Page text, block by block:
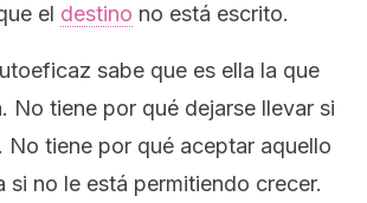
el destino no está escrito.
sabe que es ella la que
No tiene por qué dejarse llevar si
No tiene por qué aceptar aquello
si no le está permitiendo crecer.